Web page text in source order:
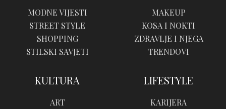
MODNE VIJESTI
STREET STYLE
SHOPPING
STILSKI SAVJETI
MAKEUP
KOSA I NOKTI
ZDRAVLJE I NJEGA
TRENDOVI
KULTURA
ART
LIFESTYLE
KARIJERA